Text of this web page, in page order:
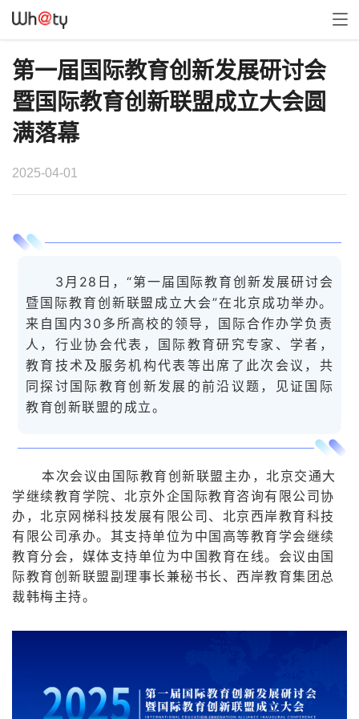
第一届国际教育创新发展研讨会
暨国际教育创新联盟成立大会圆
满落幕
2025-04-01
3月28日，“第一届国际教育创新发展研讨会
暨国际教育创新联盟成立大会”在北京成功举办。
来自国内30多所高校的领导，国际合作办学负责
人，行业协会代表，国际教育研究专家、学者，
教育技术及服务机构代表等出席了此次会议，共
同探讨国际教育创新发展的前沿议题，见证国际
教育创新联盟的成立。
本次会议由国际教育创新联盟主办，北京交通大
学继续教育学院、北京外企国际教育咨询有限公司协
办，北京网梯科技发展有限公司、北京西岸教育科技
有限公司承办。其支持单位为中国高等教育学会继续
教育分会，媒体支持单位为中国教育在线。会议由国
际教育创新联盟副理事长兼秘书长、西岸教育集团总
裁韩梅主持。